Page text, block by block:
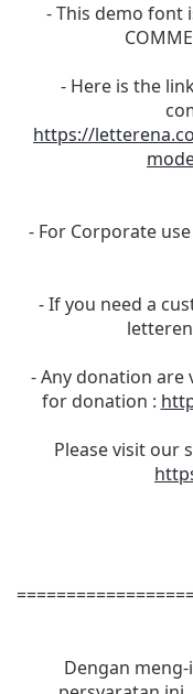
- This demo font
- Here is the
https://
- For Corporate
- If you need a
- Any donation are
for donation :
Please visit our
Dengan